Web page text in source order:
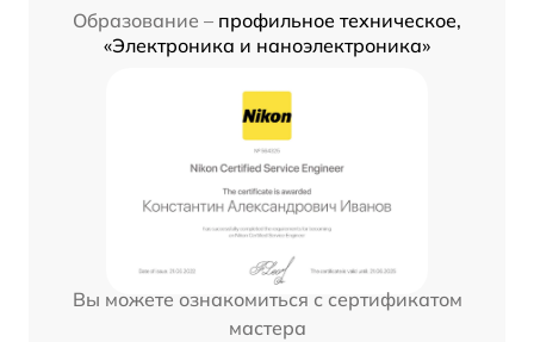
Образование – профильное техническое,
«Электроника и наноэлектроника»
Вы можете ознакомиться с сертификатом
мастера